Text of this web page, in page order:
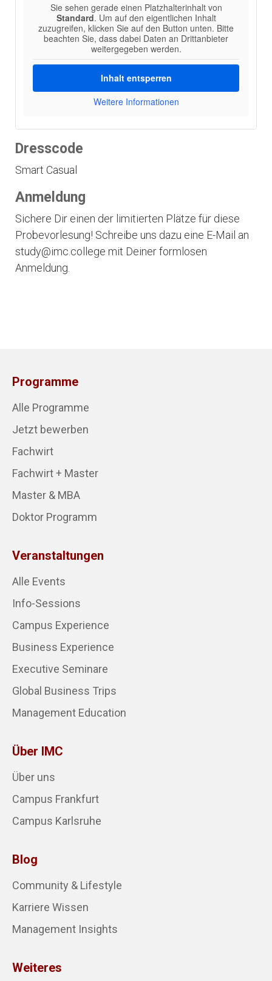
Sie sehen gerade einen Platzhalterinhalt von
Standard. Um auf den eigentlichen Inhalt
zuzugreifen, klicken Sie auf den Button unten. Bitte
beachten Sie, dass dabei Daten an Drittanbieter
weitergegeben werden.
Inhalt entsperren
Weitere Informationen
Dresscode
Smart Casual
Anmeldung
Sichere Dir einen der limitierten Plätze für diese
Probevorlesung! Schreibe uns dazu eine E-Mail an
study@imc.college mit Deiner formlosen
Anmeldung.
Programme
Alle Programme
Jetzt bewerben
Fachwirt
Fachwirt + Master
Master & MBA
Doktor Programm
Veranstaltungen
Alle Events
Info-Sessions
Campus Experience
Business Experience
Executive Seminare
Global Business Trips
Management Education
Über IMC
Über uns
Campus Frankfurt
Campus Karlsruhe
Blog
Community & Lifestyle
Karriere Wissen
Management Insights
Weiteres